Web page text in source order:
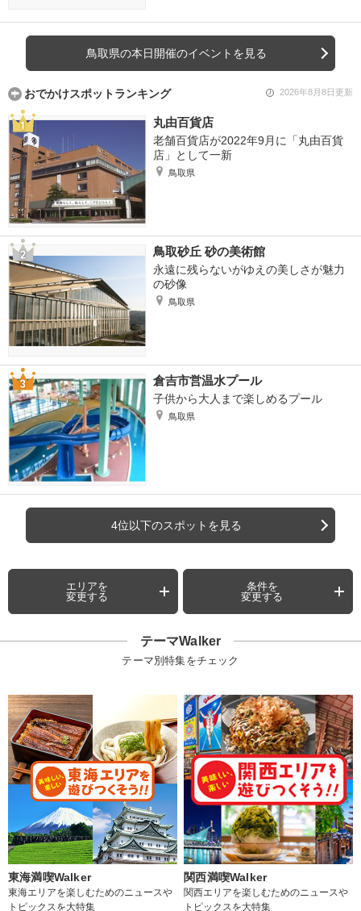
鳥取県の本日開催のイベントを見る
おでかけスポットランキング 2026年8月8日更新
丸由百貨店
老舗百貨店が2022年9月に「丸由百貨
店」として一新
鳥取県
鳥取砂丘 砂の美術館
永遠に残らないがゆえの美しさが魅力
の砂像
鳥取県
倉吉市営温水プール
子供から大人まで楽しめるプール
鳥取県
4位以下のスポットを見る
エリアを
変更する
条件を
変更する
テーマWalker
テーマ別特集をチェック
東海満喫Walker
東海エリアを楽しむためのニュースや
トピックスを大特集
関西満喫Walker
関西エリアを楽しむためのニュースや
トピックスを大特集